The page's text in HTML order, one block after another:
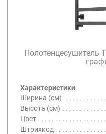
Полотенцесушитель
Характеристики
Ширина (см)
Высота (см)
Цвет
Штрихкод